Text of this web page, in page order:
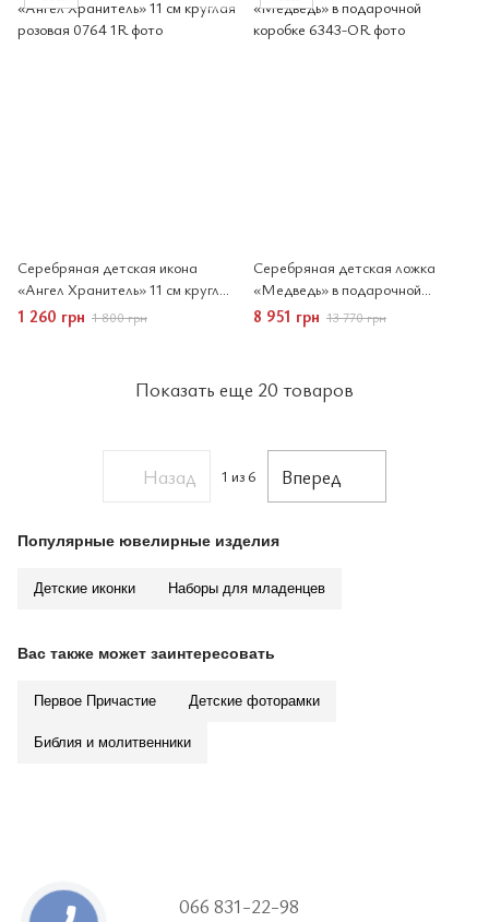
Серебряная детская икона
«Ангел Хранитель» 11 см круглая
розовая
1 260 грн 1 800 грн
Серебряная детская ложка
«Медведь» в подарочной
коробке
8 951 грн 13 770 грн
Показать еще 20 товаров
Назад 1 из 6 Вперед
Популярные ювелирные изделия
Детские иконки Наборы для младенцев
Вас также может заинтересовать
Первое Причастие Детские фоторамки
Библия и молитвенники
066 831-22-98